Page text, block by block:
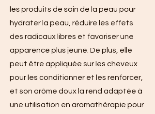
les produits de soin de la peau pour
hydrater la peau, réduire les effets
des radicaux libres et favoriser une
apparence plus jeune. De plus, elle
peut être appliquée sur les cheveux
pour les conditionner et les renforcer,
et son arôme doux la rend adaptée à
une utilisation en aromathérapie pour